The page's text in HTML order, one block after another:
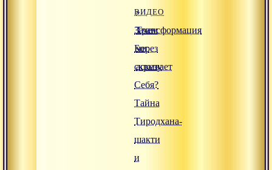
ВИДЕО
Зачем
Бог
скрывает
Себя?
Тайна
Тиродхана-
шакти
и
»
Трансформация
через
аскезу